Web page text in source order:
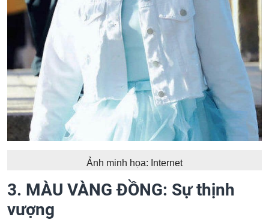
Ảnh minh họa: Internet
3. MÀU VÀNG ĐỒNG: Sự thịnh
vượng